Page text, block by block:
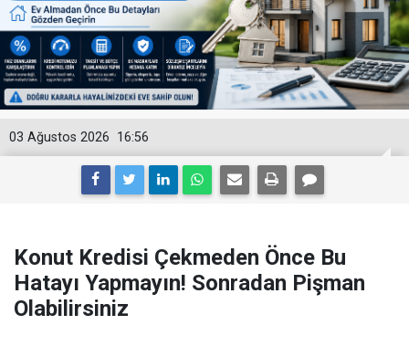
16:56
03 Ağustos 2026
Konut Kredisi Çekmeden Önce Bu
Hatayı Yapmayın! Sonradan Pişman
Olabilirsiniz